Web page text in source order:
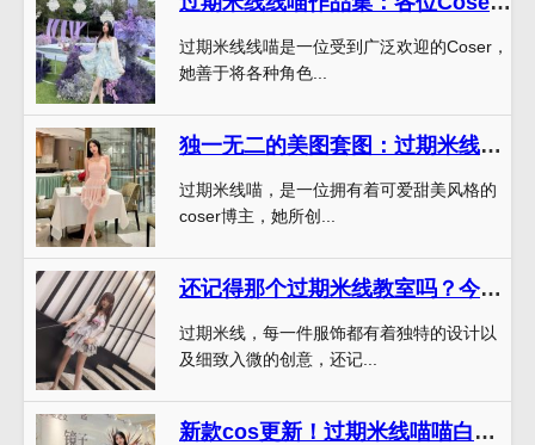
过期米线线喵是一位受到广泛欢迎的Coser，
她善于将各种角色...
独一无二的美图套图：过期米线喵资源
过期米线喵，是一位拥有着可爱甜美风格的
coser博主，她所创...
还记得那个过期米线教室吗？今天，它以美图献礼
过期米线，每一件服饰都有着独特的设计以
及细致入微的创意，还记...
新款cos更新！过期米线喵喵白月光的美图大赏